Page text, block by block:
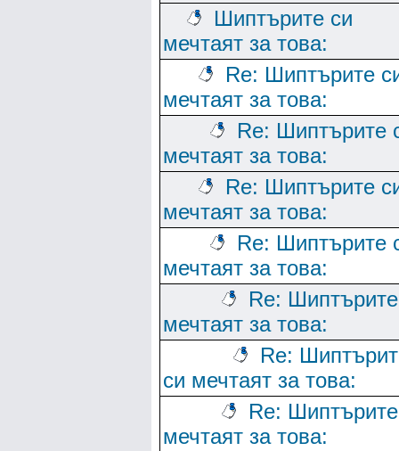
Шиптърите си
мечтаят за това:
Re: Шиптърите
мечтаят за това:
Re: Шиптърите
мечтаят за това:
Re: Шиптърите
мечтаят за това:
Re: Шиптърите
мечтаят за това:
Re:
мечтаят за това:
Re:
си мечтаят за това:
Re:
мечтаят за това: